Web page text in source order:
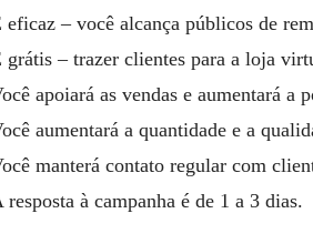
eficaz – você alcança públicos de
grátis – trazer clientes para a loja
apoiará as vendas e aumentará a
aumentará a quantidade e a
manterá contato regular com
resposta à campanha é de 1 a 3 dias.